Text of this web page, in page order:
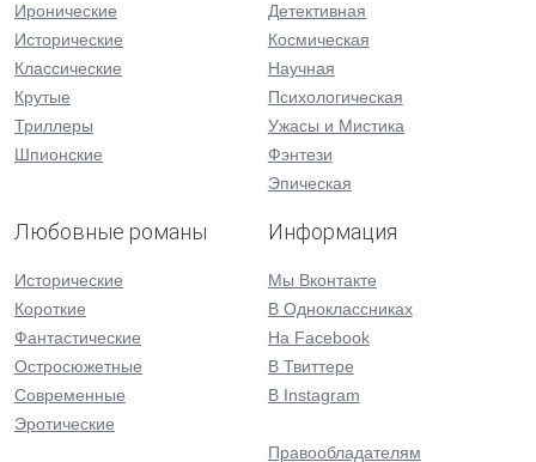
Иронические
Исторические
Классические
Крутые
Триллеры
Шпионские
Детективная
Космическая
Научная
Психологическая
Ужасы и Мистика
Фэнтези
Эпическая
Любовные романы
Исторические
Короткие
Фантастические
Остросюжетные
Современные
Эротические
Информация
Мы Вконтакте
В Одноклассниках
На Facebook
В Твиттере
В Instagram
Правообладателям